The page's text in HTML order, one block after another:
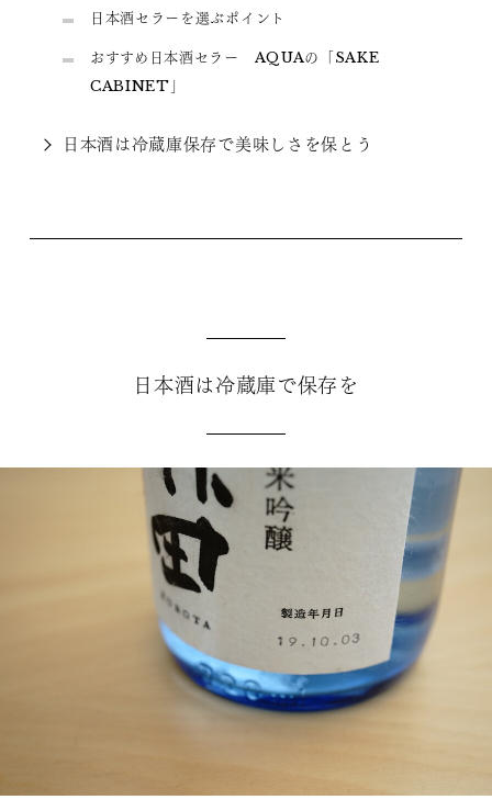
日本酒セラーを選ぶポイント
おすすめ日本酒セラー AQUAの「SAKE
CABINET」
日本酒は冷蔵庫保存で美味しさを保とう
日本酒は冷蔵庫で保存を